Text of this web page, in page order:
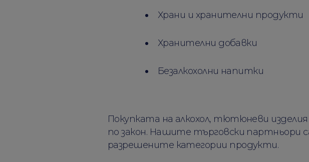
Храни и хранителни продукти
Хранителни добавки
Безалкохолни напитки
Покупката на алкохол, тютюневи изделия
по закон. Нашите търговски партньори
разрешените категории продукти.